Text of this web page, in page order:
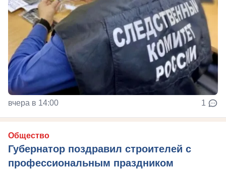
вчера в 14:00 1
Общество
Губернатор поздравил строителей с
профессиональным праздником